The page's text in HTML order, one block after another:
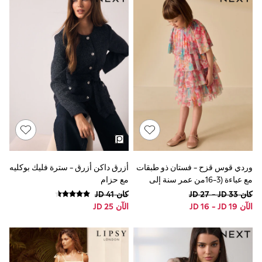
Jumpsuits & Playsuits
Knitwear
Leggings & Joggers
Loungewear
Nightwear & Pyjamas
Occasion & Party
Schoolwear
Sets & Outfits
Shirts & Blouses
Shorts & Skirts
Sportswear
Sweatshirts & Hoodies
Swimwear
Tops & T-Shirts
Trousers
All Footwear
Boots
Half Sizes
School Shoes
Slippers
Trainers
Wellies
وردي قوس قزح - فستان ذو طبقات
مع عباءة (3-16من عمر سنة إلى
سنتين)
كان JD 27 - JD 33
الآن JD 16 - JD 19
أزرق داكن أزرق - سترة فليك بوكليه
مع حزام
كان JD 41
الآن JD 25